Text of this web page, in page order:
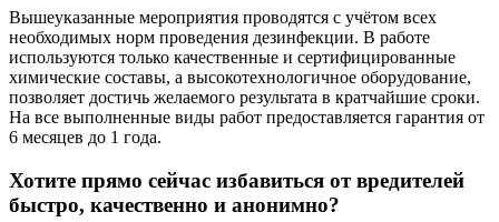
Вышеуказанные мероприятия проводятся с учётом всех
необходимых норм проведения дезинфекции. В работе
используются только качественные и сертифицированные
химические составы, а высокотехнологичное оборудование,
позволяет достичь желаемого результата в кратчайшие сроки.
На все выполненные виды работ предоставляется гарантия от
6 месяцев до 1 года.
Хотите прямо сейчас избавиться от вредителей
быстро, качественно и анонимно?